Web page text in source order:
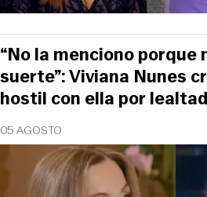
05 AGOSTO
“No la menciono porque
suerte”: Viviana Nunes
hostil con ella por